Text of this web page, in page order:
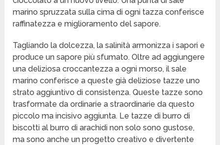
marino spruzzata sulla cima di ogni tazza conferisce
raffinatezza e miglioramento del sapore.
Tagliando la dolcezza, la salinità armonizza i sapori e
produce un sapore più sfumato. Oltre ad aggiungere
una deliziosa croccantezza a ogni morso, il sale
marino conferisce a queste già deliziose tazze uno
strato aggiuntivo di consistenza. Queste tazze sono
trasformate da ordinarie a straordinarie da questo
piccolo ma incisivo aggiunta. Le tazze di burro di
biscotti al burro di arachidi non solo sono gustose,
ma sono anche un progetto creativo e divertente